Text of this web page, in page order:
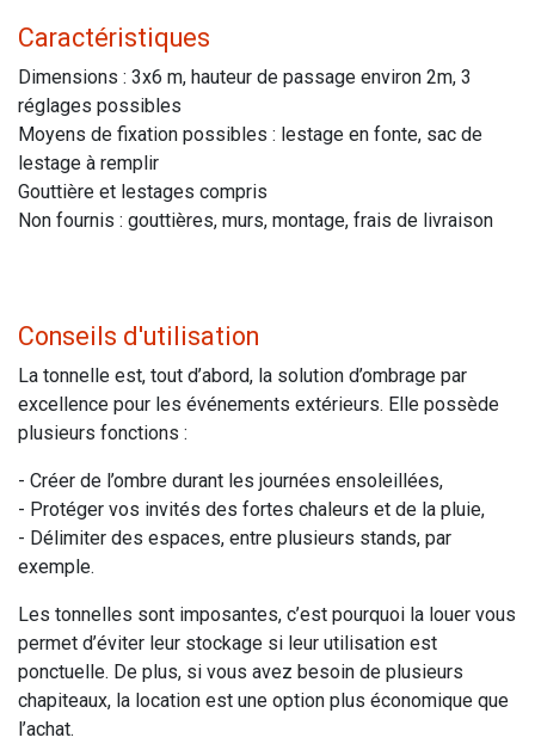
Caractéristiques
Dimensions : 3x6 m, hauteur de passage environ 2m, 3
réglages possibles
Moyens de fixation possibles : lestage en fonte, sac de
lestage à remplir
Gouttière et lestages compris
Non fournis : gouttières, murs, montage, frais de livraison
Conseils d'utilisation
La tonnelle est, tout d’abord, la solution d’ombrage par
excellence pour les événements extérieurs. Elle possède
plusieurs fonctions :
- Créer de l’ombre durant les journées ensoleillées,
- Protéger vos invités des fortes chaleurs et de la pluie,
- Délimiter des espaces, entre plusieurs stands, par
exemple.
Les tonnelles sont imposantes, c’est pourquoi la louer vous
permet d’éviter leur stockage si leur utilisation est
ponctuelle. De plus, si vous avez besoin de plusieurs
chapiteaux, la location est une option plus économique que
l’achat.